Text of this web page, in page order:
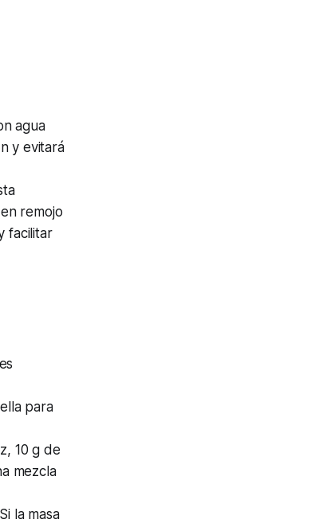
agua
y evitará
remojo
facilitar
para
10 g de
mezcla
la masa